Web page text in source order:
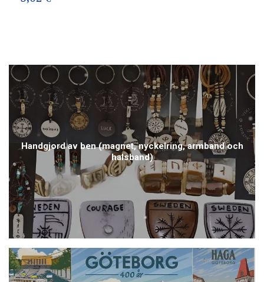
Handgjord av ben (magnet, nyckelring, armband och
halsband)